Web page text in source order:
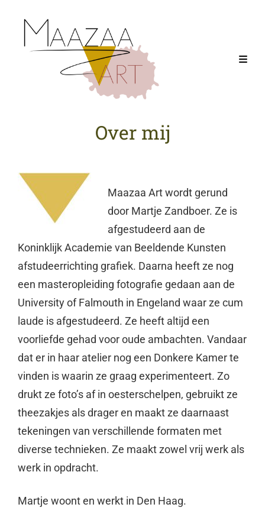
Over mij
Maazaa Art wordt gerund
door Martje Zandboer. Ze is
afgestudeerd aan de
Koninklijk Academie van Beeldende Kunsten
afstudeerrichting grafiek. Daarna heeft ze nog
een masteropleiding fotografie gedaan aan de
University of Falmouth in Engeland waar ze cum
laude is afgestudeerd. Ze heeft altijd een
voorliefde gehad voor oude ambachten. Vandaar
dat er in haar atelier nog een Donkere Kamer te
vinden is waarin ze graag experimenteert. Zo
drukt ze foto’s af in oesterschelpen, gebruikt ze
theezakjes als drager en maakt ze daarnaast
tekeningen van verschillende formaten met
diverse technieken. Ze maakt zowel vrij werk als
werk in opdracht.
Martje woont en werkt in Den Haag.